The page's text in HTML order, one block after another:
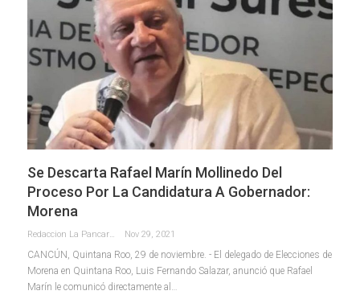
Se Descarta Rafael Marín Mollinedo Del
Proceso Por La Candidatura A Gobernador:
Morena
Redaccion La Pancarta De Quintana Roo Nov 29, 2021
CANCÚN, Quintana Roo, 29 de noviembre. - El delegado de Elecciones de
Morena en Quintana Roo, Luis Fernando Salazar, anunció que Rafael
Marín le comunicó directamente al …